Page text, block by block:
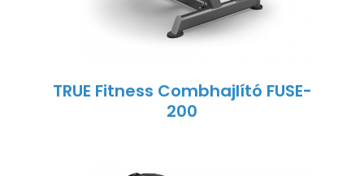
TRUE Fitness Combhajlító FUSE-
200